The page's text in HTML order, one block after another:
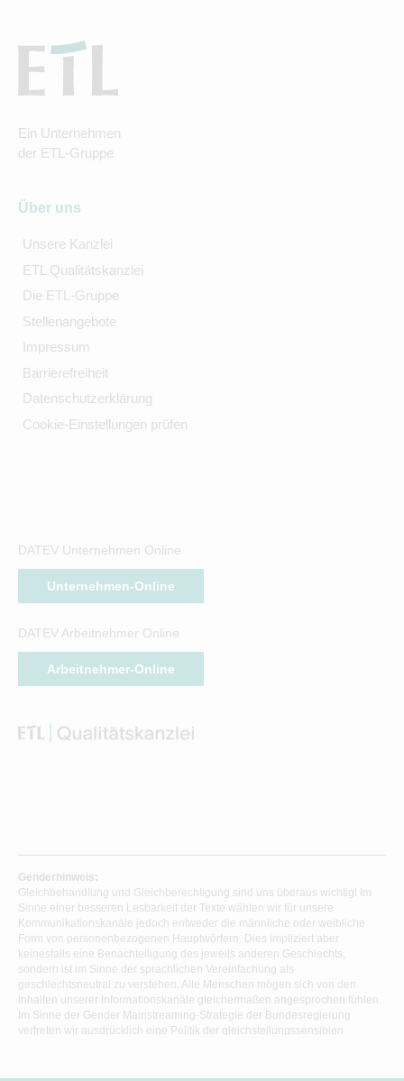
Ein Unternehmen
der ETL-Gruppe
Über uns
Unsere Kanzlei
ETL Qualitätskanzlei
Die ETL-Gruppe
Stellenangebote
Impressum
Barrierefreiheit
Datenschutzerklärung
Cookie-Einstellungen prüfen
DATEV Unternehmen Online
Unternehmen-Online
DATEV Arbeitnehmer Online
Arbeitnehmer-Online
Genderhinweis:
Gleichbehandlung und Gleichberechtigung sind uns überaus wichtig! Im
Sinne einer besseren Lesbarkeit der Texte wählen wir für unsere
Kommunikationskanäle jedoch entweder die männliche oder weibliche
Form von personenbezogenen Hauptwörtern. Dies impliziert aber
keinesfalls eine Benachteiligung des jeweils anderen Geschlechts,
sondern ist im Sinne der sprachlichen Vereinfachung als
geschlechtsneutral zu verstehen. Alle Menschen mögen sich von den
Inhalten unserer Informationskanäle gleichermaßen angesprochen fühlen.
Im Sinne der Gender Mainstreaming-Strategie der Bundesregierung
vertreten wir ausdrücklich eine Politik der gleichstellungssensiblen